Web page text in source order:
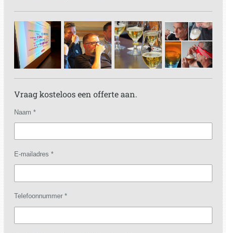
Vraag kosteloos een offerte aan.
Naam *
E-mailadres *
Telefoonnummer *